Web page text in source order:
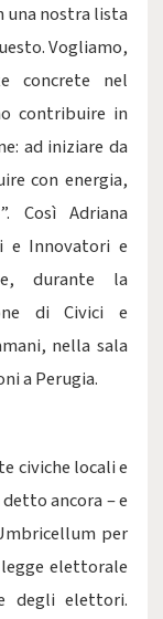
una nostra lista
Vogliamo,
concrete nel
contribuire in
ad iniziare da
con energia,
Così Adriana
e Innovatori e
durante la
di Civici e
nella sala
a Perugia.
civiche locali e
ancora – e
per
elettorale
degli elettori.